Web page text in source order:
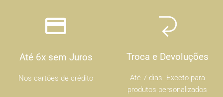
Até 6x sem Juros
Nos cartões de crédito
Troca e Devoluções
Até 7 dias .Exceto para
produtos personalizados